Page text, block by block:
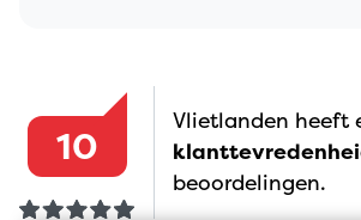
10
Vlietlanden heeft
beoordelingen.